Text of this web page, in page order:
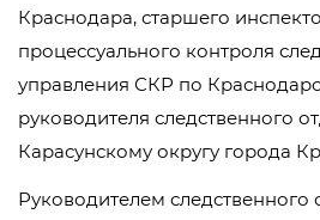
Краснодара, старшего
процессуального контроля
управления СКР по
руководителя следственного
Карасунскому округу города
Руководителем следственного